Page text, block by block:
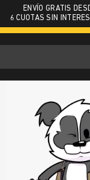
ENVÍO GRATIS
6 CUOTAS SIN